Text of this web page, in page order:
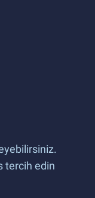
tercih edin